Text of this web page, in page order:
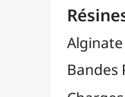
Moules
Moules
Moules Décor
Moules
Architecturales